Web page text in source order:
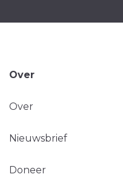
Over
Over
Nieuwsbrief
Doneer